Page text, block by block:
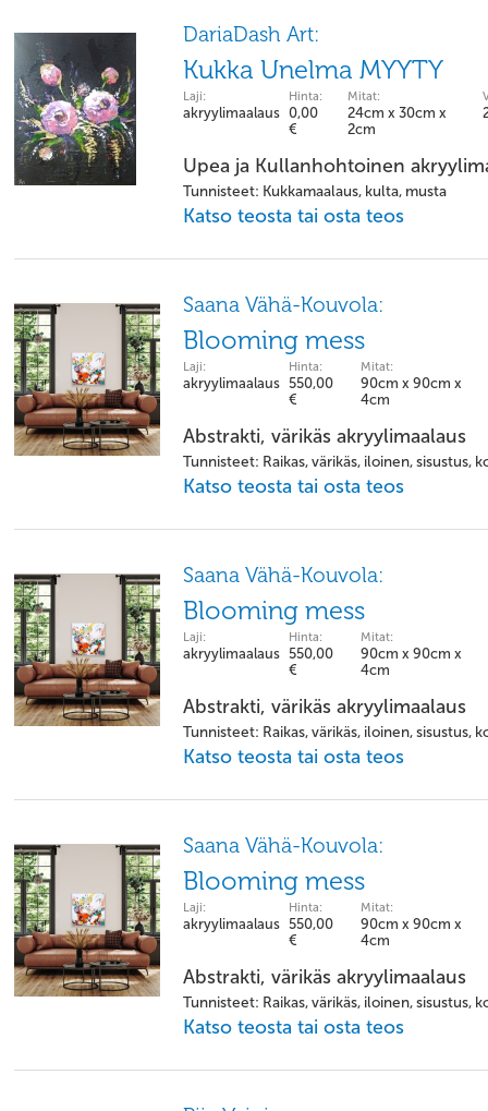
DariaDash Art:
Kukka Unelma MYYTY
Laji:
akryylimaalaus
Hinta:
0,00
€
Mitat:
24cm x 30cm x
2cm
Upea ja Kullanhohtoinen
Tunnisteet: Kukkamaalaus, kulta, musta
Katso teosta tai osta teos
Saana Vähä-Kouvola:
Blooming mess
Laji:
akryylimaalaus
Hinta:
550,00
€
Mitat:
90cm x 90cm x
4cm
Abstrakti, värikäs akryylimaalaus
Tunnisteet: Raikas, värikäs, iloinen, sisustus,
Katso teosta tai osta teos
Saana Vähä-Kouvola:
Blooming mess
Laji:
akryylimaalaus
Hinta:
550,00
€
Mitat:
90cm x 90cm x
4cm
Abstrakti, värikäs akryylimaalaus
Tunnisteet: Raikas, värikäs, iloinen, sisustus,
Katso teosta tai osta teos
Saana Vähä-Kouvola:
Blooming mess
Laji:
akryylimaalaus
Hinta:
550,00
€
Mitat:
90cm x 90cm x
4cm
Abstrakti, värikäs akryylimaalaus
Tunnisteet: Raikas, värikäs, iloinen, sisustus,
Katso teosta tai osta teos